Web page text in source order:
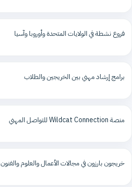
فروع نشطة في الولايات المتحدة وأوروبا وآسيا
برامج إرشاد مهني بين الخريجين والطلاب
منصة Wildcat Connection للتواصل المهني
خريجون بارزون في مجالات الأعمال والعلوم والفنون